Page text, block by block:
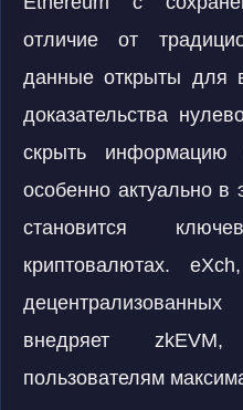
отличие от
данные открыты для
доказательства
скрыть информацию
особенно актуально в
становится
криптовалютах.
внедряет
пользователям